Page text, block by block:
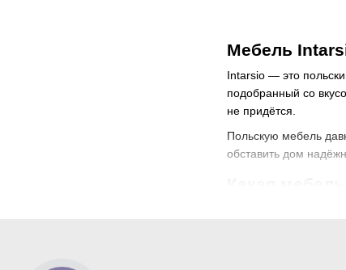
Мебель
Intarsio — это
подобранный со
не придётся.
Польскую мебель
обставить дом
обеденные и